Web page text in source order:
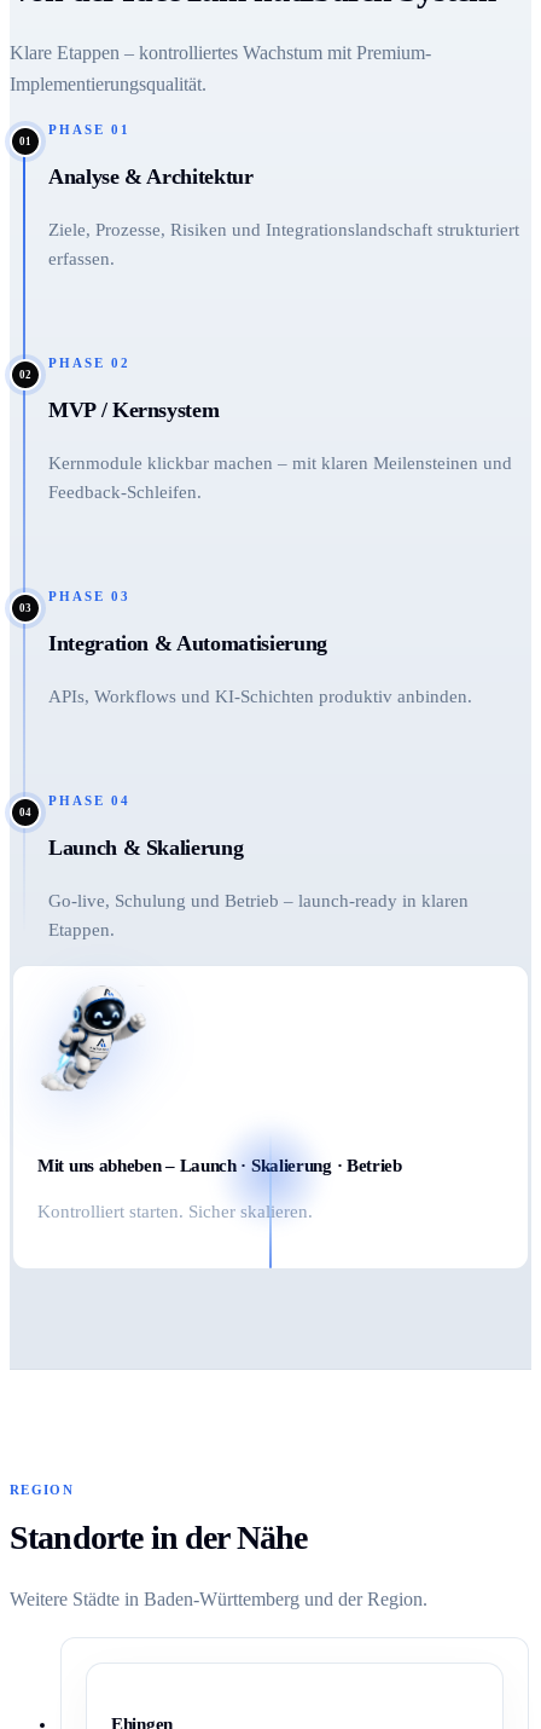
Klare Etappen – kontrolliertes Wachstum mit Premium-
Implementierungsqualität.
01
PHASE 01
Analyse & Architektur
Ziele, Prozesse, Risiken und Integrationslandschaft strukturiert
erfassen.
02
PHASE 02
MVP / Kernsystem
Kernmodule klickbar machen – mit klaren Meilensteinen und
Feedback-Schleifen.
03
PHASE 03
Integration & Automatisierung
APIs, Workflows und KI-Schichten produktiv anbinden.
04
PHASE 04
Launch & Skalierung
Go-live, Schulung und Betrieb – launch-ready in klaren
Etappen.
Mit uns abheben – Launch · Skalierung · Betrieb
Kontrolliert starten. Sicher skalieren.
REGION
Standorte in der Nähe
Weitere Städte in Baden-Württemberg und der Region.
Ehingen